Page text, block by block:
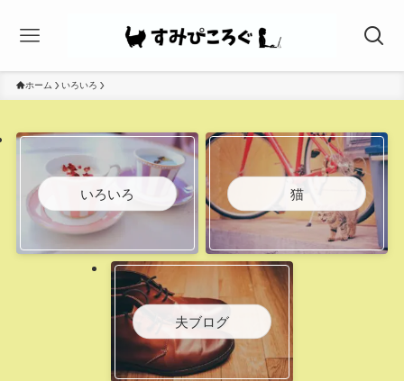
ホーム いろいろ
いろいろ 猫
夫ブログ